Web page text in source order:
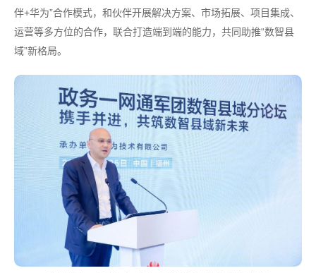
伴+华为”合作模式，和伙伴开展解决方案、市场拓展、项目集成、
运营等多方位的合作，联合打造端到端的能力，共同助推“数智县
域”新格局。